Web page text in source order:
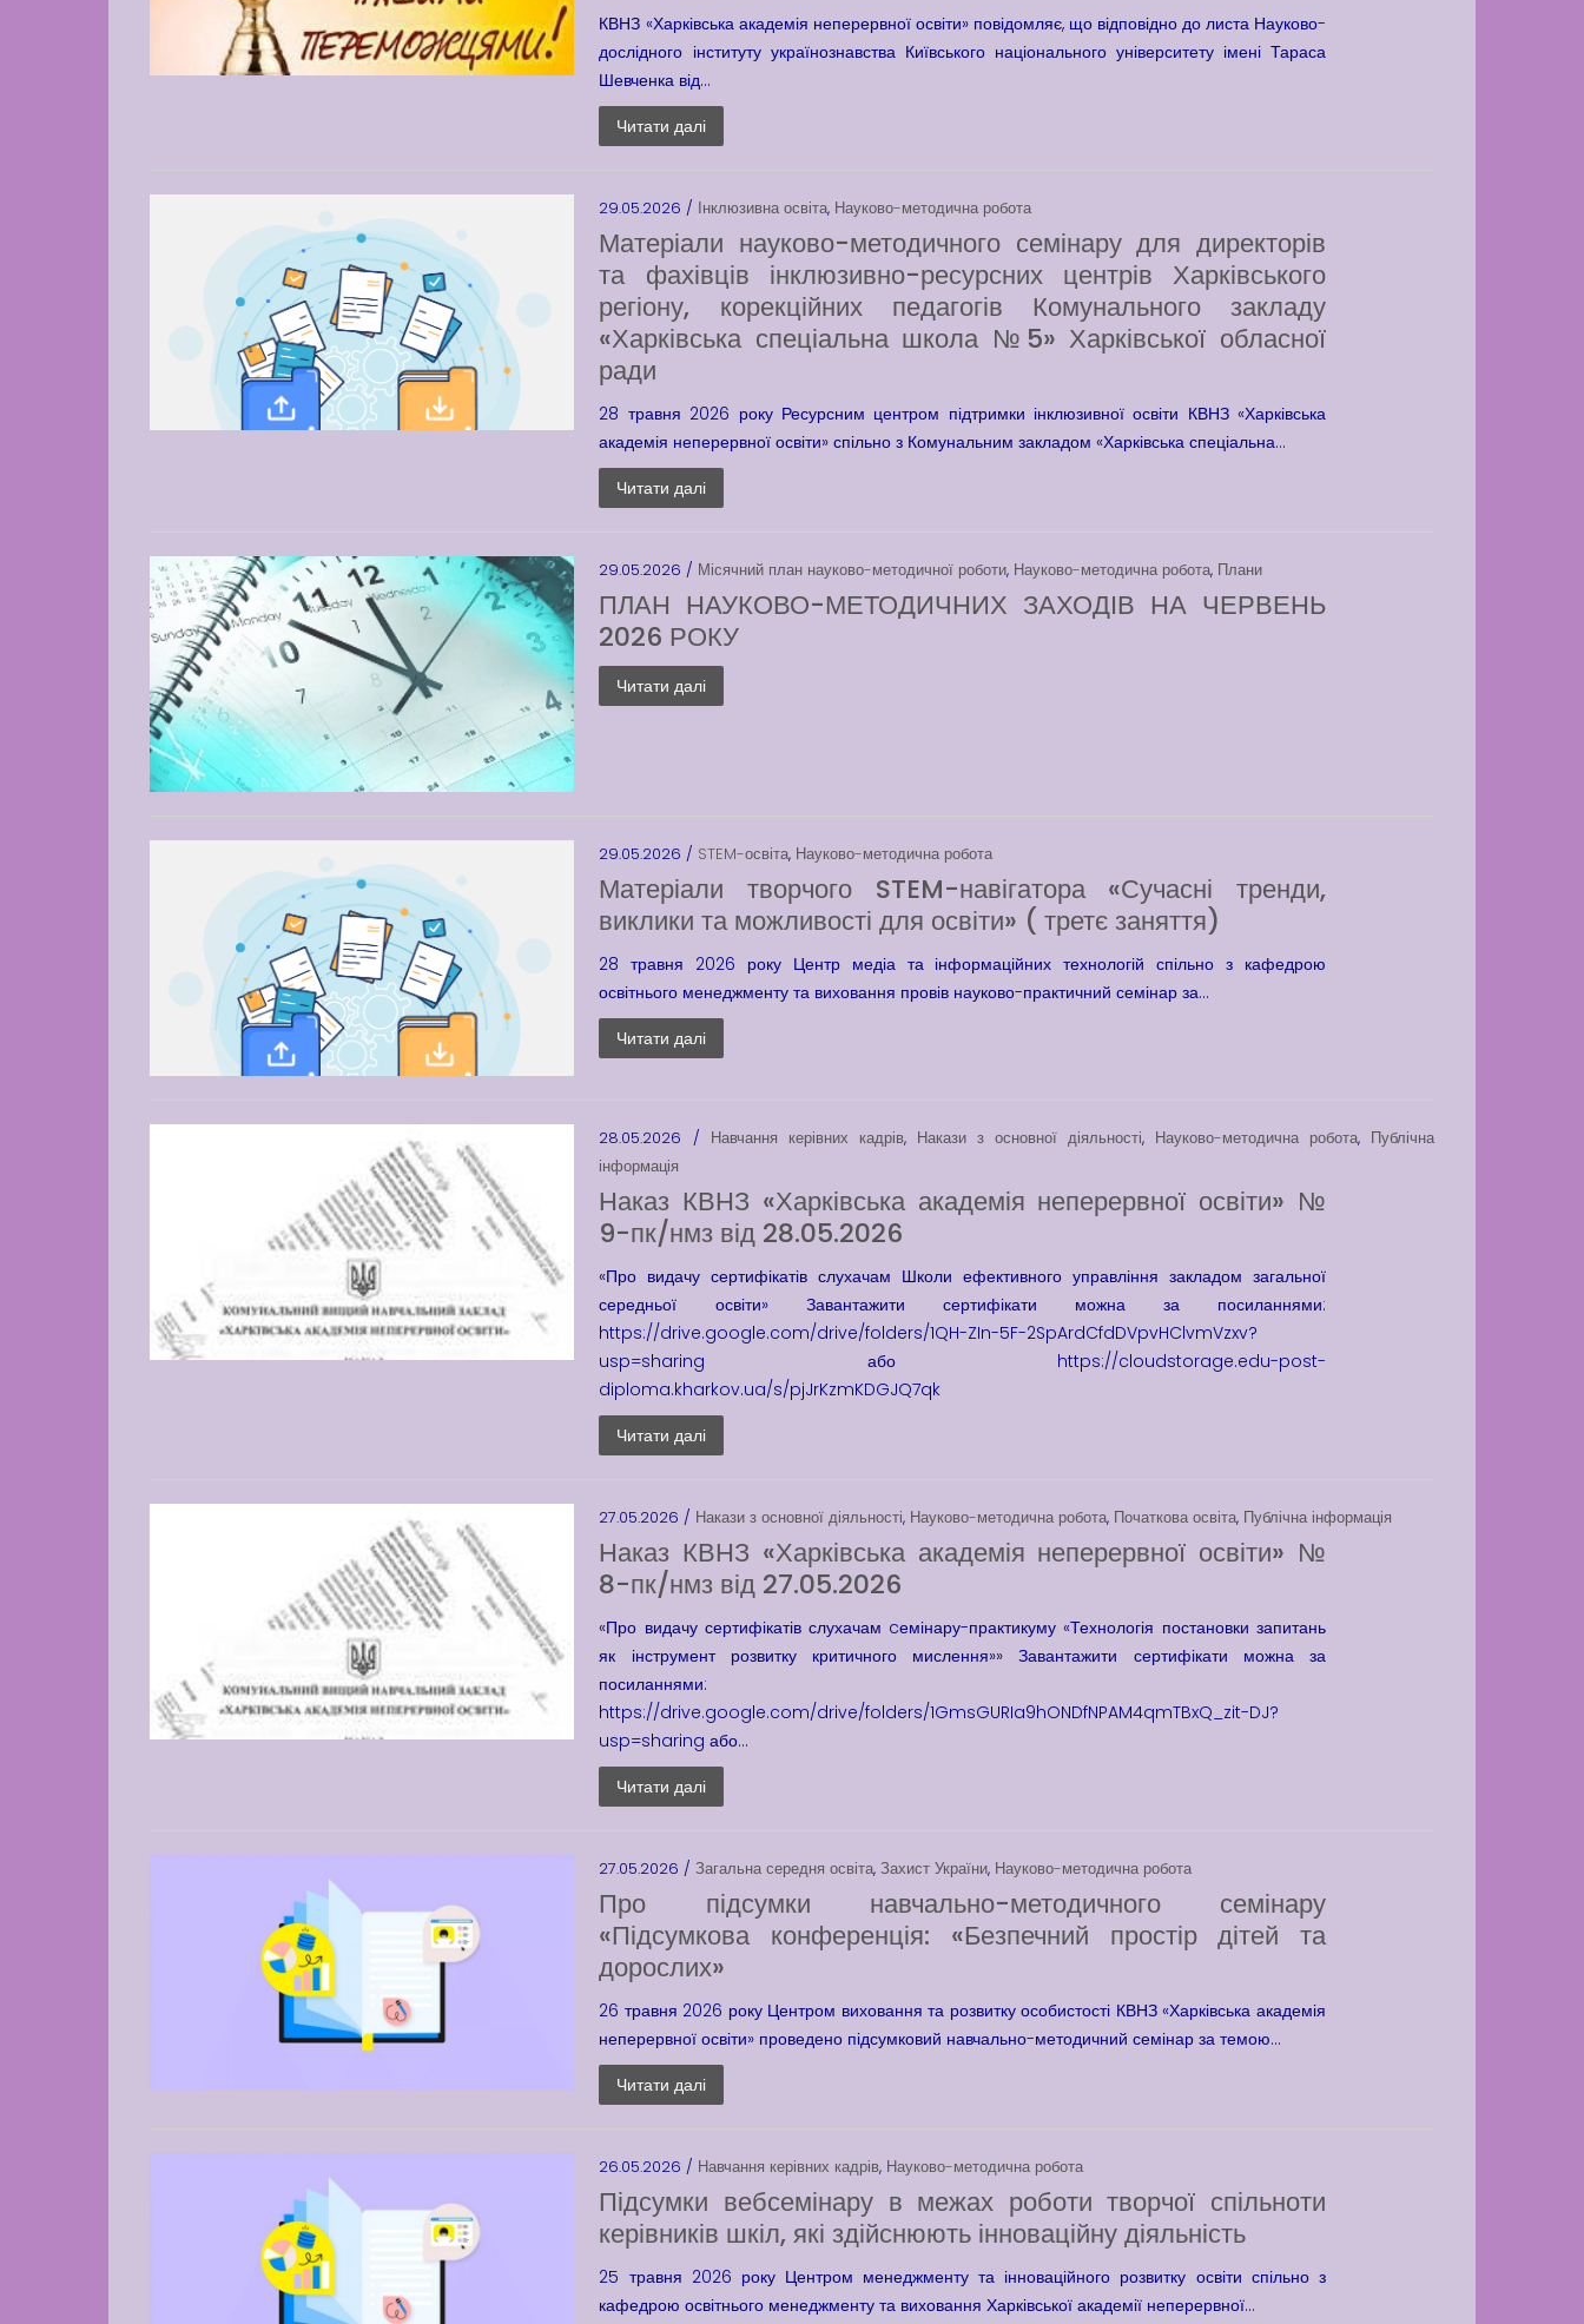
КВНЗ «Харківська академія неперервної освіти» повідомляє, що відповідно до листа Науково-
дослідного інституту українознавства Київського національного університету імені Тараса
Шевченка від...
Читати далі
29.05.2026 / Інклюзивна освіта, Науково-методична робота
Матеріали науково-методичного семінару для директорів
та фахівців інклюзивно-ресурсних центрів Харківського
регіону, корекційних педагогів Комунального закладу
«Харківська спеціальна школа №5» Харківської обласної
ради
28 травня 2026 року Ресурсним центром підтримки інклюзивної освіти КВНЗ «Харківська
академія неперервної освіти» спільно з Комунальним закладом «Харківська спеціальна...
Читати далі
29.05.2026 / Місячний план науково-методичної роботи, Науково-методична робота, Плани
ПЛАН НАУКОВО-МЕТОДИЧНИХ ЗАХОДІВ НА ЧЕРВЕНЬ
2026 РОКУ
Читати далі
29.05.2026 / STEM-освіта, Науково-методична робота
Матеріали творчого STEM-навігатора «Сучасні тренди,
виклики та можливості для освіти» ( третє заняття)
28 травня 2026 року Центр медіа та інформаційних технологій спільно з кафедрою
освітнього менеджменту та виховання провів науково-практичний семінар за...
Читати далі
28.05.2026 / Навчання керівних кадрів, Накази з основної діяльності, Науково-методична робота, Публічна
інформація
Наказ КВНЗ «Харківська академія неперервної освіти» №
9-пк/нмз від 28.05.2026
«Про видачу сертифікатів слухачам Школи ефективного управління закладом загальної
середньої освіти» Завантажити сертифікати можна за посиланнями:
https://drive.google.com/drive/folders/1QH-ZIn-5F-2SpArdCfdDVpvHClvmVzxv?
usp=sharing або https://cloudstorage.edu-post-
diploma.kharkov.ua/s/pjJrKzmKDGJQ7qk
Читати далі
27.05.2026 / Накази з основної діяльності, Науково-методична робота, Початкова освіта, Публічна інформація
Наказ КВНЗ «Харківська академія неперервної освіти» №
8-пк/нмз від 27.05.2026
«Про видачу сертифікатів слухачам cемінару-практикуму «Технологія постановки запитань
як інструмент розвитку критичного мислення»» Завантажити сертифікати можна за
посиланнями:
https://drive.google.com/drive/folders/1GmsGURIa9hONDfNPAM4qmTBxQ_zit-DJ?
usp=sharing або...
Читати далі
27.05.2026 /Загальна середня освіта,Захист України, Науково-методична робота
Про підсумки навчально-методичного семінару
«Підсумкова конференція: «Безпечний простір дітей та
дорослих»
26 травня 2026 року Центром виховання та розвитку особистості КВНЗ «Харківська академія
неперервної освіти» проведено підсумковий навчально-методичний семінар за темою...
Читати далі
26.05.2026 / Навчання керівних кадрів, Науково-методична робота
Підсумки вебсемінару в межах роботи творчої спільноти
керівників шкіл, які здійснюють інноваційну діяльність
25 травня 2026 року Центром менеджменту та інноваційного розвитку освіти спільно з
кафедрою освітнього менеджменту та виховання Харківської академії неперервної...